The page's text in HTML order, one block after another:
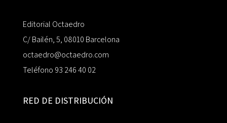
Editorial Octaedro
C/ Bailén, 5, 08010 Barcelona
octaedro@octaedro.com
Teléfono 93 246 40 02
RED DE DISTRIBUCIÓN